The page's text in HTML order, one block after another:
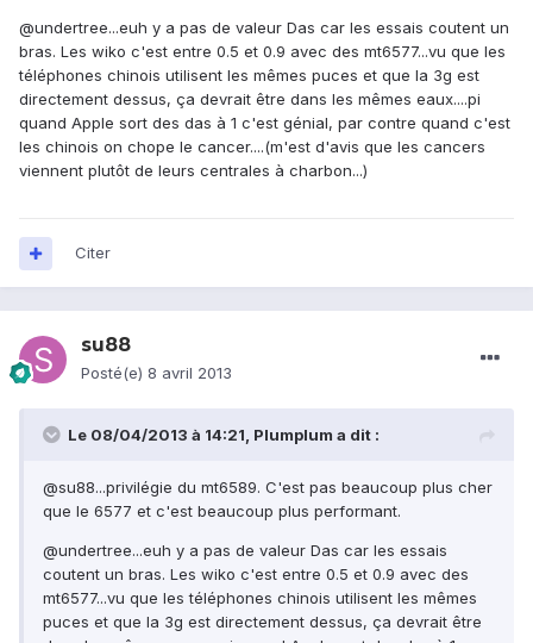
@undertree...euh y a pas de valeur Das car les essais coutent un
bras. Les wiko c'est entre 0.5 et 0.9 avec des mt6577...vu que les
téléphones chinois utilisent les mêmes puces et que la 3g est
directement dessus, ça devrait être dans les mêmes eaux....pi
quand Apple sort des das à 1 c'est génial, par contre quand c'est
les chinois on chope le cancer....(m'est d'avis que les cancers
viennent plutôt de leurs centrales à charbon...)
Citer
su88
Posté(e) 8 avril 2013
Le 08/04/2013 à 14:21, Plumplum a dit :
@su88...privilégie du mt6589. C'est pas beaucoup plus cher
que le 6577 et c'est beaucoup plus performant.
@undertree...euh y a pas de valeur Das car les essais
coutent un bras. Les wiko c'est entre 0.5 et 0.9 avec des
mt6577...vu que les téléphones chinois utilisent les mêmes
puces et que la 3g est directement dessus, ça devrait être